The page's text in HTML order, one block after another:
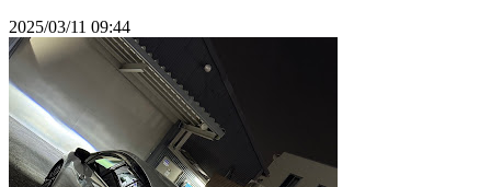
2025/03/11 09:44